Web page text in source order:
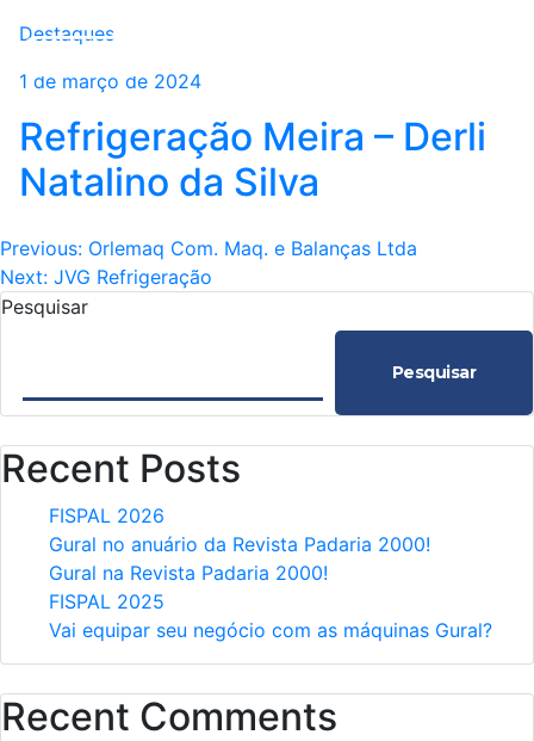
Destaques
1 de março de 2024
Refrigeração Meira – Derli
Natalino da Silva
Navegação
de
Previous: Orlemaq Com. Maq. e Balanças Ltda
Next: JVG Refrigeração
Pesquisar
Pesquisar
Recent Posts
FISPAL 2026
Gural no anuário da Revista Padaria 2000!
Gural na Revista Padaria 2000!
FISPAL 2025
Vai equipar seu negócio com as máquinas Gural?
Recent Comments